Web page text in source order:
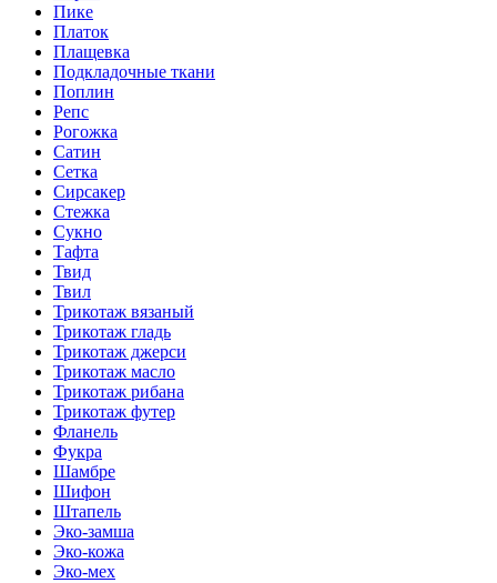
Пике
Платок
Плащевка
Подкладочные ткани
Поплин
Репс
Рогожка
Сатин
Сетка
Сирсакер
Стежка
Сукно
Тафта
Твид
Твил
Трикотаж вязаный
Трикотаж гладь
Трикотаж джерси
Трикотаж масло
Трикотаж рибана
Трикотаж футер
Фланель
Фукра
Шамбре
Шифон
Штапель
Эко-замша
Эко-кожа
Эко-мех